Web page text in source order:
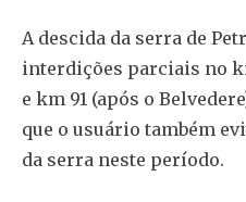
A descida da serra de
interdições parciais no
e km 91 (após o
que o usuário também
da serra neste período.